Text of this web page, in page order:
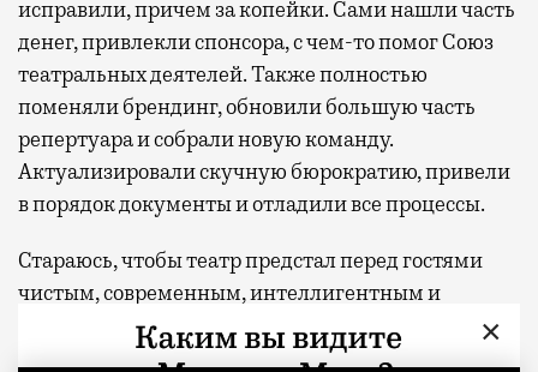
исправили, причем за копейки. Сами нашли часть
денег, привлекли спонсора, с чем-то помог Союз
театральных деятелей. Также полностью
поменяли брендинг, обновили большую часть
репертуара и собрали новую команду.
Актуализировали скучную бюрократию, привели
в порядок документы и отладили все процессы.
Стараюсь, чтобы театр предстал перед гостями
чистым, современным, интеллигентным и
уютным. Пытаюсь создать сервисный театр. Здесь
культ гостя, а не режиссера. В репертуаре
×